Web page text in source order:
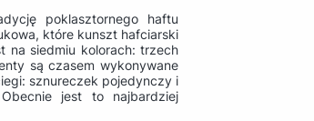
poklasztornego haftu
które kunszt hafciarski
na siedmiu kolorach: trzech
są czasem wykonywane
sznureczek pojedynczy i
jest to najbardziej